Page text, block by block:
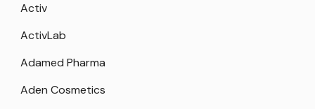
Activ
ActivLab
Adamed Pharma
Aden Cosmetics